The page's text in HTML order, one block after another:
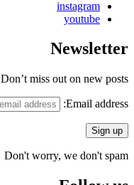
instagram
youtube
Newsletter
Don’t miss out on new posts
Email address:
Don't worry, we don't spam